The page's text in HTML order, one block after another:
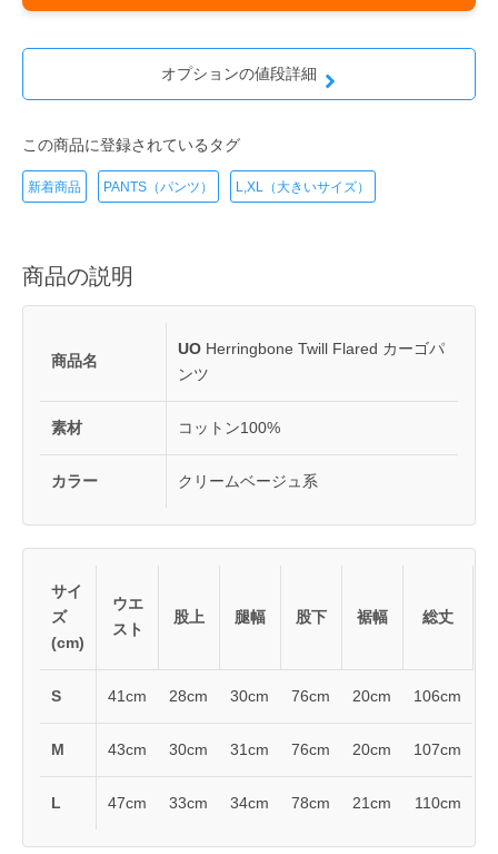
オプションの値段詳細
この商品に登録されているタグ
新着商品 PANTS（パンツ） L,XL（大きいサイズ）
商品の説明
商品名
UO Herringbone Twill Flared カーゴパ
ンツ
素材 コットン100%
カラー クリームベージュ系
サイ
ズ
(cm)
ウエ
スト
股上 腿幅 股下 裾幅 総丈
S 41cm 28cm 30cm 76cm 20cm 106cm
M 43cm 30cm 31cm 76cm 20cm 107cm
L 47cm 33cm 34cm 78cm 21cm 110cm